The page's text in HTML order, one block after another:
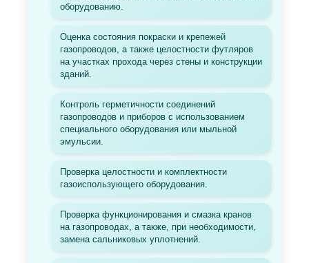
оборудованию.
Оценка состояния покраски и крепежей
газопроводов, а также целостности футляров
на участках прохода через стены и конструкции
зданий.
Контроль герметичности соединений
газопроводов и приборов с использованием
специального оборудования или мыльной
эмульсии.
Проверка целостности и комплектности
газоиспользующего оборудования.
Проверка функционирования и смазка кранов
на газопроводах, а также, при необходимости,
замена сальниковых уплотнений.